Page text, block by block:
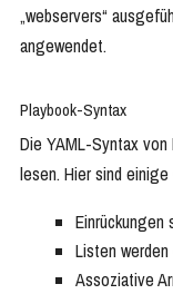
„webservers“
angewendet.
Playbook-Syntax
Die YAML-Syntax
lesen. Hier sind einige
Einrückungen
Listen
Assoziative